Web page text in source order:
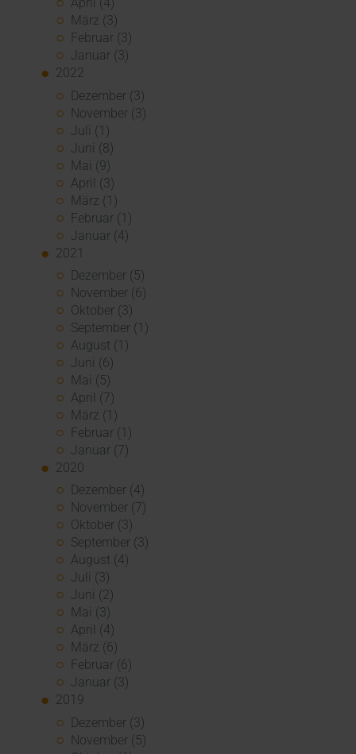
März (3)
Februar (3)
Januar (3)
2022
Dezember (3)
November (3)
Juli (1)
Juni (8)
Mai (9)
April (3)
März (1)
Februar (1)
Januar (4)
2021
Dezember (5)
November (6)
Oktober (3)
September (1)
August (1)
Juni (6)
Mai (5)
April (7)
März (1)
Februar (1)
Januar (7)
2020
Dezember (4)
November (7)
Oktober (3)
September (3)
August (4)
Juli (3)
Juni (2)
Mai (3)
April (4)
März (6)
Februar (6)
Januar (3)
2019
Dezember (3)
November (5)